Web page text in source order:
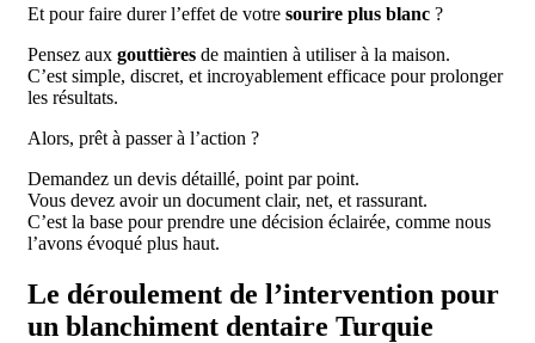
Et pour faire durer l’effet de votre sourire plus blanc ?
Pensez aux gouttières de maintien à utiliser à la maison.
C’est simple, discret, et incroyablement efficace pour prolonger
les résultats.
Alors, prêt à passer à l’action ?
Demandez un devis détaillé, point par point.
Vous devez avoir un document clair, net, et rassurant.
C’est la base pour prendre une décision éclairée, comme nous
l’avons évoqué plus haut.
Le déroulement de l’intervention pour
un blanchiment dentaire Turquie